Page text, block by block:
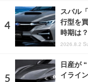
スバル
行型を
時期は？
2026.8.2
日産が
イライ